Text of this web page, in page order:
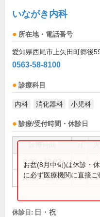
いながき内科
所在地・電話番号
愛知県西尾市上矢田町郷後
0563-58-8100
診療科目
内科 消化器科 小児科
診療/受付時間・休診日
9:00～12:00 ● ●
16:00～19:00 ● ●
お盆(8月中旬)は休診・
に必ず医療機関に直接ご
休診日: 日・祝